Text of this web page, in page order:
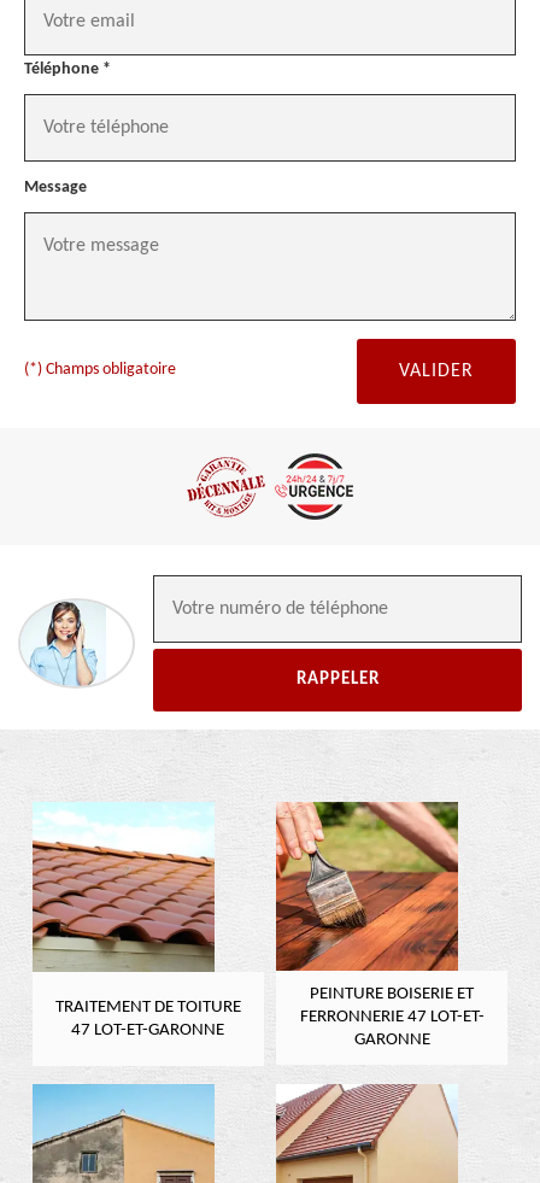
Téléphone *
Message
(*) Champs obligatoire
TRAITEMENT DE TOITURE
47 LOT-ET-GARONNE
PEINTURE BOISERIE ET
FERRONNERIE 47 LOT-ET-
GARONNE